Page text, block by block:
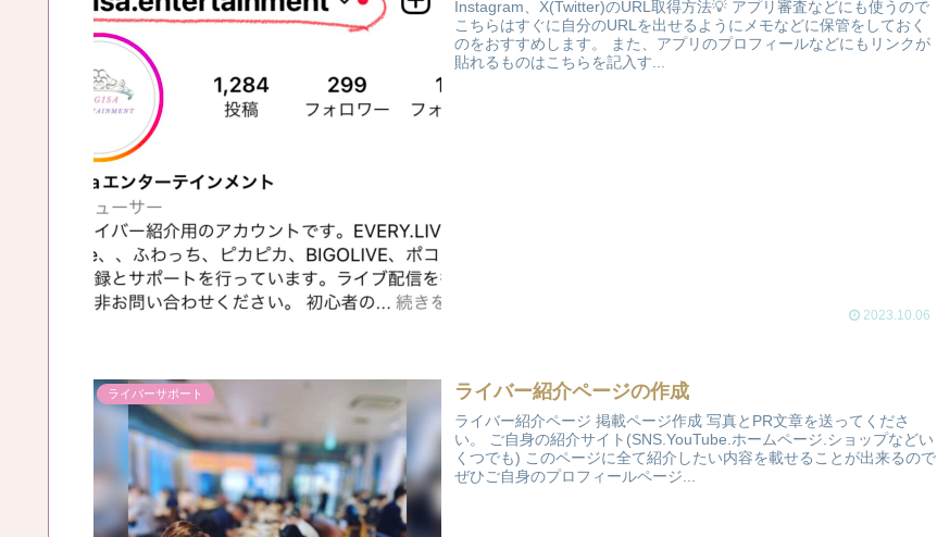
Instagram、X(Twitter)のURL取得方法💡 アプリ審査などにも使うので
こちらはすぐに自分のURLを出せるようにメモなどに保管をしておく
のをおすすめします。 また、アプリのプロフィールなどにもリンクが
貼れるものはこちらを記入す...
2023.10.06
ライバーサポート ライバー紹介ページの作成
ライバー紹介ページ 掲載ページ作成 写真とPR文章を送ってくださ
い。 ご自身の紹介サイト(SNS.YouTube.ホームページ.ショップなどい
くつでも) このページに全て紹介したい内容を載せることが出来るので
ぜひご自身のプロフィールページ...